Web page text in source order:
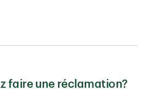
faire une réclamation?